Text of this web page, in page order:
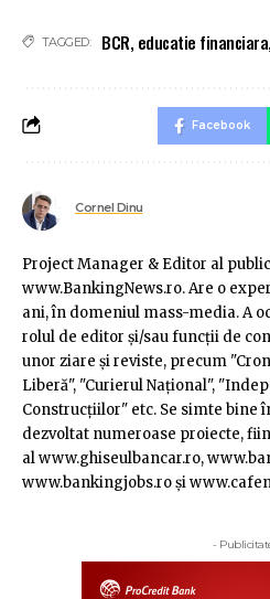
TAGGED: BCR, educatie financiara,
Facebook
Cornel Dinu
Project Manager & Editor al
www.BankingNews.ro. Are o
ani, în domeniul mass-media. A
rolul de editor şi/sau funcţii de
unor ziare şi reviste, precum
Liberă", "Curierul Naţional",
Construcţiilor" etc. Se simte bine
dezvoltat numeroase proiecte,
al www.ghiseulbancar.ro,
www.bankingjobs.ro şi
-